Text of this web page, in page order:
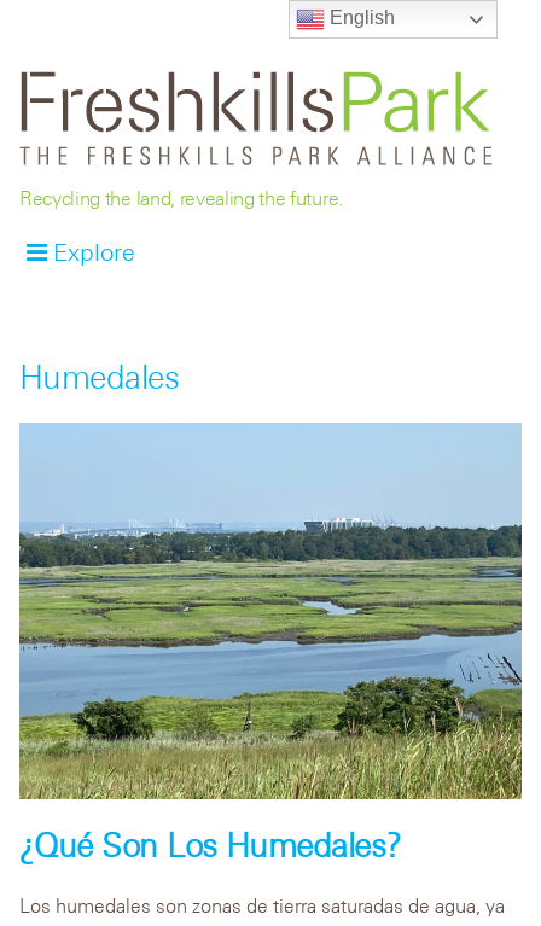
Recycling the land, revealing the future.
Explore
Humedales
¿Qué Son Los Humedales?
Los humedales son zonas de tierra saturadas de agua, ya
English